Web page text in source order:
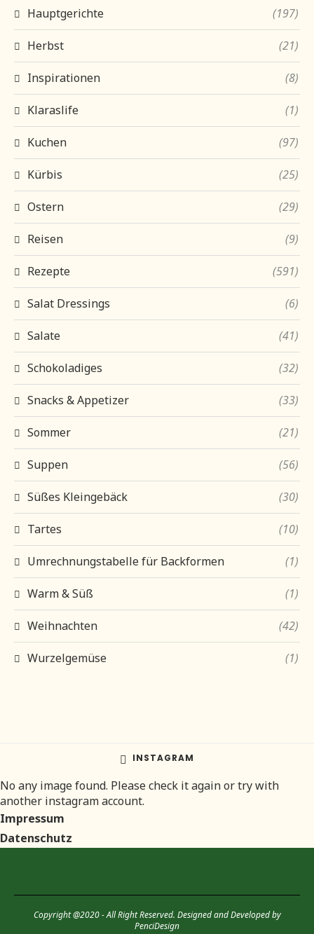
Hauptgerichte (197)
Herbst (21)
Inspirationen (8)
Klaraslife (1)
Kuchen (97)
Kürbis (25)
Ostern (29)
Reisen (9)
Rezepte (591)
Salat Dressings (6)
Salate (41)
Schokoladiges (32)
Snacks & Appetizer (33)
Sommer (21)
Suppen (56)
Süßes Kleingebäck (30)
Tartes (10)
Umrechnungstabelle für Backformen (1)
Warm & Süß (1)
Weihnachten (42)
Wurzelgemüse (1)
INSTAGRAM
No any image found. Please check it again or try with
another instagram account.
Impressum
Datenschutz
Copyright @2020 - All Right Reserved. Designed and Developed by
PenciDesign